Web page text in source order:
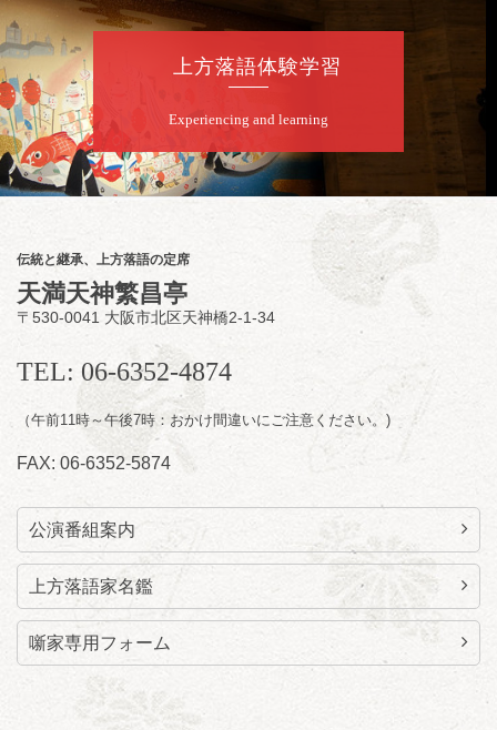
若
8月9日（日）
らららのらくご会④
桂雀太「まんじゅうこわい」／桂三度「青
菜」／桂三実「ミュージック野菜ステーショ
ン」／桂九ノ一「胴乱の幸助」／代走みつく
に「なんのこっちゃねんあれこれ」
開演：午後6時（5時30分開場）全席指定
前売3,000円 当日3,500円
お問合せ：らららのらくご会予約事務局
090-6976-1777 email：
lalalanorakugo@gmail.com
上方落語体験学習
Experiencing and learning
伝統と継承、上方落語の定席
天満天神繁昌亭
〒530-0041 大阪市北区天神橋2-1-34
TEL: 06-6352-4874
（午前11時～午後7時：おかけ間違いにご注意ください。)
FAX: 06-6352-5874
公演番組案内
上方落語家名鑑
噺家専用フォーム